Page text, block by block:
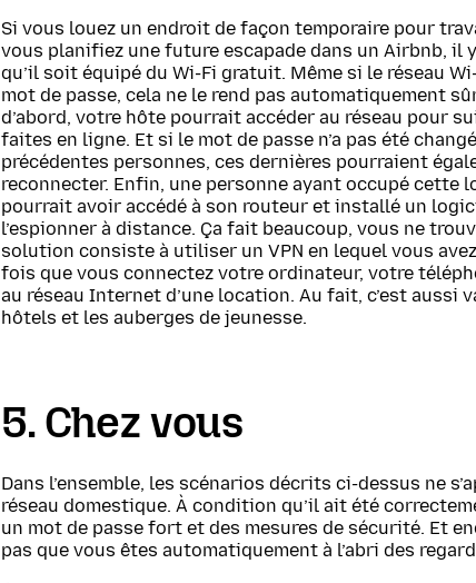
Si vous louez un endroit de façon temporaire pour
vous planifiez une future escapade dans un Airbnb, il
qu’il soit équipé du Wi-Fi gratuit. Même si le réseau
mot de passe, cela ne le rend pas automatiquement
d’abord, votre hôte pourrait accéder au réseau pour
faites en ligne. Et si le mot de passe n’a pas été
précédentes personnes, ces dernières pourraient
reconnecter. Enfin, une personne ayant occupé cette
pourrait avoir accédé à son routeur et installé un
l’espionner à distance. Ça fait beaucoup, vous ne
solution consiste à utiliser un VPN en lequel vous
fois que vous connectez votre ordinateur, votre
au réseau Internet d’une location. Au fait, c’est aussi
hôtels et les auberges de jeunesse.
5. Chez vous
Dans l’ensemble, les scénarios décrits ci-dessus ne
réseau domestique. À condition qu’il ait été
un mot de passe fort et des mesures de sécurité. Et
pas que vous êtes automatiquement à l’abri des